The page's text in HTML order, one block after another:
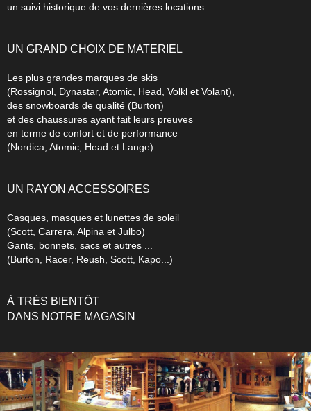
un suivi historique de vos dernières locations
UN GRAND CHOIX DE MATERIEL
Les plus grandes marques de skis
(Rossignol, Dynastar, Atomic, Head, Volkl et Volant),
des snowboards de qualité (Burton)
et des chaussures ayant fait leurs preuves
en terme de confort et de performance
(Nordica, Atomic, Head et Lange)
UN RAYON ACCESSOIRES
Casques, masques et lunettes de soleil
(Scott, Carrera, Alpina et Julbo)
Gants, bonnets, sacs et autres ...
(Burton, Racer, Reush, Scott, Kapo...)
À TRÈS BIENTÔT
DANS NOTRE MAGASIN